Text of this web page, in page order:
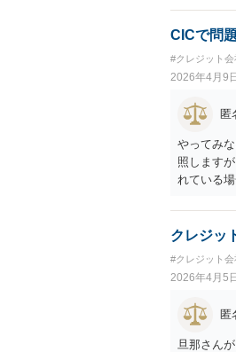
通知発送
所に破産
CICで問
#クレジット会
2026年4月9
匿
やってみ
照します
れている
業等によ
過去に破
成できる
クレジッ
#クレジット会
2026年4月5
匿
旦那さん